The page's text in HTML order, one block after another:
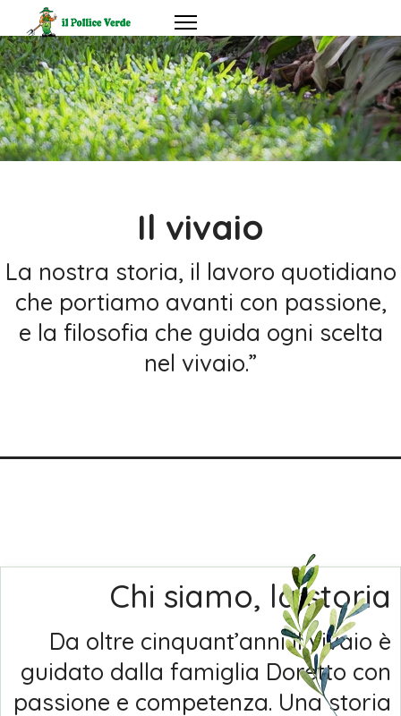
Il vivaio
La nostra storia, il lavoro quotidiano
che portiamo avanti con passione,
e la filosofia che guida ogni scelta
nel vivaio.”
Chi siamo, la storia
Da oltre cinquant’anni il vivaio è
guidato dalla famiglia Doretto con
passione e competenza. Una storia